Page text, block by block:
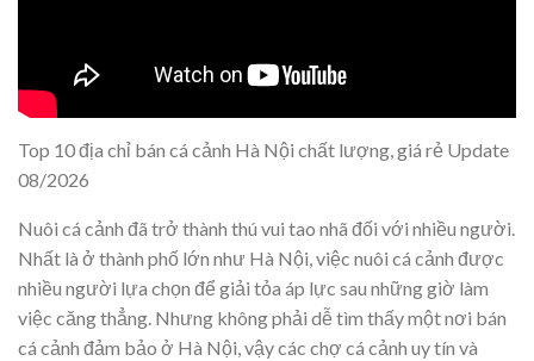
Top 10 địa chỉ bán cá cảnh Hà Nội chất lượng, giá rẻ Update
08/2026
Nuôi cá cảnh đã trở thành thú vui tao nhã đối với nhiều người.
Nhất là ở thành phố lớn như Hà Nội, việc nuôi cá cảnh được
nhiều người lựa chọn để giải tỏa áp lực sau những giờ làm
việc căng thẳng. Nhưng không phải dễ tìm thấy một nơi bán
cá cảnh đảm bảo ở Hà Nội, vậy các chợ cá cảnh uy tín và